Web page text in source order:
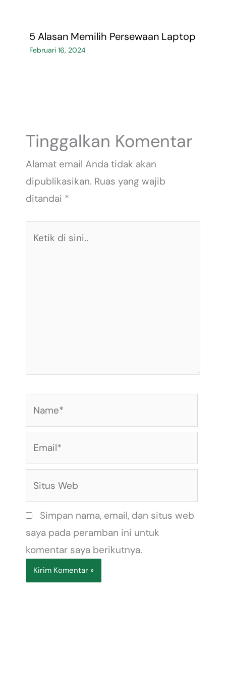
5 Alasan Memilih Persewaan Laptop
Februari 16, 2024
Tinggalkan Komentar
Alamat email Anda tidak akan
dipublikasikan. Ruas yang wajib
ditandai *
Simpan nama, email, dan situs web
saya pada peramban ini untuk
komentar saya berikutnya.